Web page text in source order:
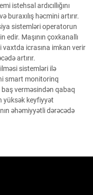
istehsal ardıcıllığını
buraxılış həcmini artırır.
sistemləri operatorun
Maşının çoxkanallı
vaxtda icrasına imkan verir
artırır.
sistemləri ilə
smart monitorinq
verməsindən qabaq
yüksək keyfiyyət
əhəmiyyətli dərəcədə